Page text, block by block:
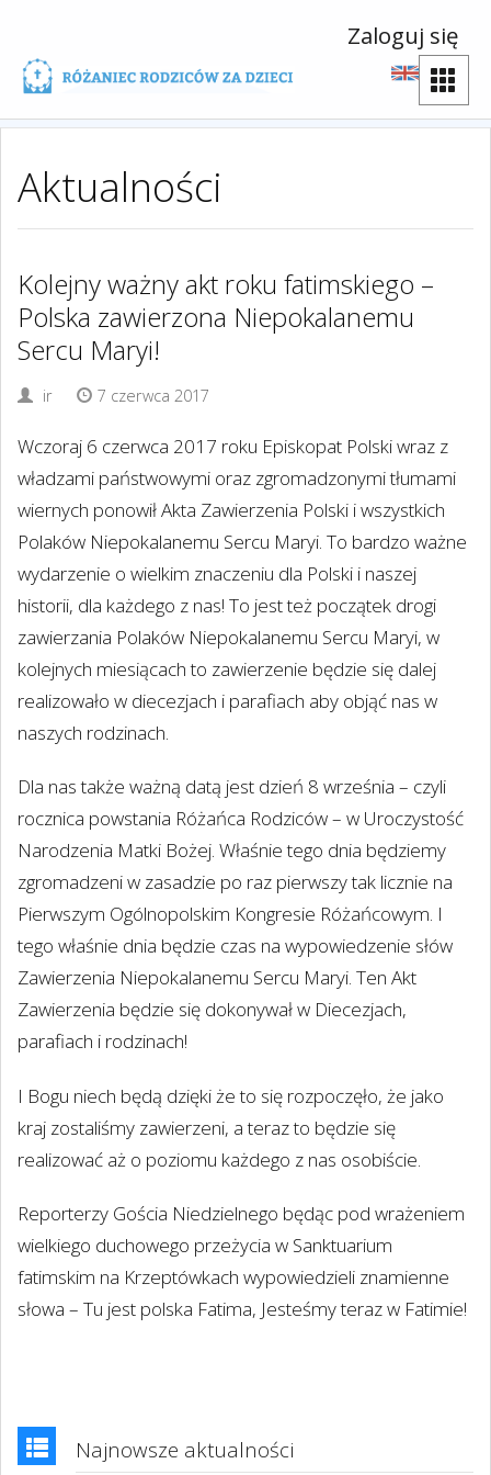
Zaloguj się
Aktualności
Kolejny ważny akt roku fatimskiego –
Polska zawierzona Niepokalanemu
Sercu Maryi!
ir 7 czerwca 2017
Wczoraj 6 czerwca 2017 roku Episkopat Polski wraz z
władzami państwowymi oraz zgromadzonymi tłumami
wiernych ponowił Akta Zawierzenia Polski i wszystkich
Polaków Niepokalanemu Sercu Maryi. To bardzo ważne
wydarzenie o wielkim znaczeniu dla Polski i naszej
historii, dla każdego z nas! To jest też początek drogi
zawierzania Polaków Niepokalanemu Sercu Maryi, w
kolejnych miesiącach to zawierzenie będzie się dalej
realizowało w diecezjach i parafiach aby objąć nas w
naszych rodzinach.
Dla nas także ważną datą jest dzień 8 września – czyli
rocznica powstania Różańca Rodziców – w Uroczystość
Narodzenia Matki Bożej. Właśnie tego dnia będziemy
zgromadzeni w zasadzie po raz pierwszy tak licznie na
Pierwszym Ogólnopolskim Kongresie Różańcowym. I
tego właśnie dnia będzie czas na wypowiedzenie słów
Zawierzenia Niepokalanemu Sercu Maryi. Ten Akt
Zawierzenia będzie się dokonywał w Diecezjach,
parafiach i rodzinach!
I Bogu niech będą dzięki że to się rozpoczęło, że jako
kraj zostaliśmy zawierzeni, a teraz to będzie się
realizować aż o poziomu każdego z nas osobiście.
Reporterzy Gościa Niedzielnego będąc pod wrażeniem
wielkiego duchowego przeżycia w Sanktuarium
fatimskim na Krzeptówkach wypowiedzieli znamienne
słowa – Tu jest polska Fatima, Jesteśmy teraz w Fatimie!
Najnowsze aktualności